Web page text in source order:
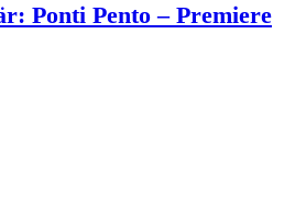
Ponti Pento – Premiere